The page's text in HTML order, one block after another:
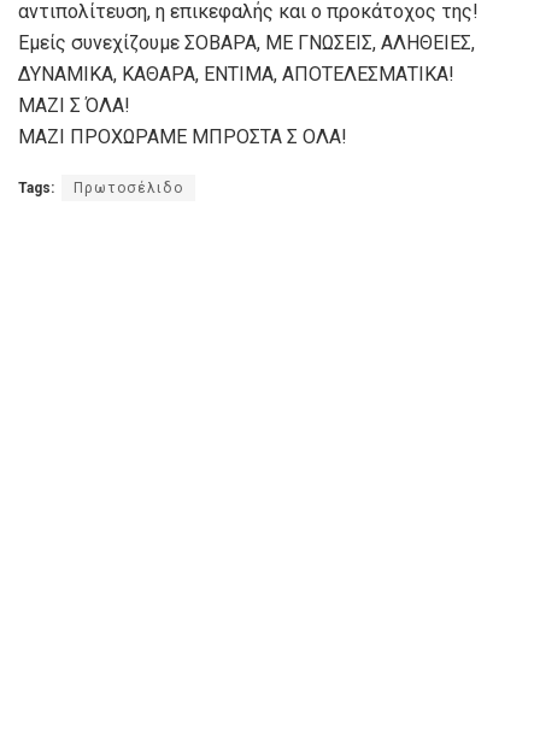
αντιπολίτευση, η επικεφαλής και ο προκάτοχος της!
Εμείς συνεχίζουμε ΣΟΒΑΡΑ, ΜΕ ΓΝΩΣΕΙΣ, ΑΛΗΘΕΙΕΣ,
ΔΥΝΑΜΙΚΑ, ΚΑΘΑΡΑ, ΕΝΤΙΜΑ, ΑΠΟΤΕΛΕΣΜΑΤΙΚΑ!
ΜΑΖΙ Σ ΌΛΑ!
ΜΑΖΙ ΠΡΟΧΩΡΑΜΕ ΜΠΡΟΣΤΑ Σ ΟΛΑ!
Tags: Πρωτοσέλιδο